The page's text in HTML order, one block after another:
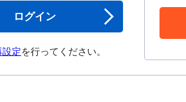
ログイン
設定を行ってください。